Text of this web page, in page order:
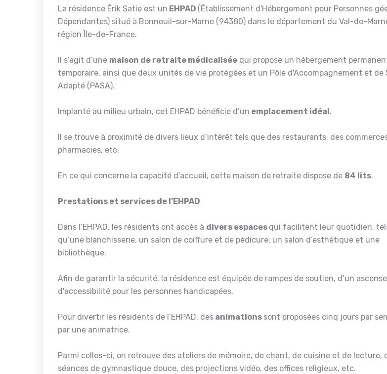
La résidence Érik Satie est un EHPAD (Établissement d'Hébergement pour Personnes
Dépendantes) situé à Bonneuil-sur-Marne (94380) dans le département du Val-de-
région Île-de-France.
Il s’agit d’une maison de retraite médicalisée qui propose un hébergement
temporaire, ainsi que deux unités de vie protégées et un Pôle d'Accompagnement et de
Adapté (PASA).
Implanté au milieu urbain, cet EHPAD bénéficie d’un emplacement idéal .
Il se trouve à proximité de divers lieux d’intérêt tels que des restaurants, des
pharmacies, etc.
En ce qui concerne la capacité d’accueil, cette maison de retraite dispose de 84 lits.
Prestations et services de l’EHPAD
Dans l’EHPAD, les résidents ont accès à divers espaces qui facilitent leur quotidien,
qu’une blanchisserie, un salon de coiffure et de pédicure, un salon d’esthétique et une
bibliothèque.
Afin de garantir la sécurité, la résidence est équipée de rampes de soutien, d’un
d'accessibilité pour les personnes handicapées.
Pour divertir les résidents de l’EHPAD, des animations sont proposées cinq jours par
par une animatrice.
Parmi celles-ci, on retrouve des ateliers de mémoire, de chant, de cuisine et de lecture,
séances de gymnastique douce, des projections vidéo, des offices religieux, etc.